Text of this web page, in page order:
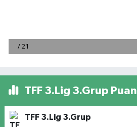
TFF 3.Lig 3.Grup
TFF 3.Lig 3.Grup